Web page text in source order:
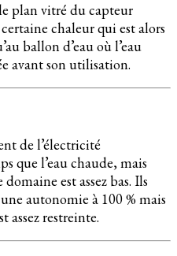
plan vitré du capteur
chaleur qui est alors
ballon d’eau où l’eau
avant son utilisation.
de l’électricité
que l’eau chaude, mais
est assez bas. Ils
autonomie à 100 % mais
assez restreinte.